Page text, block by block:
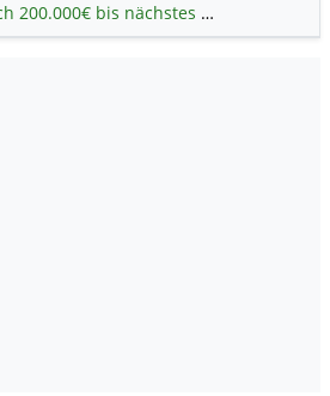
Bitcoin wird noch 200.000€ bis nächstes Jahr